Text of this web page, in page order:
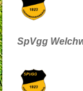
SpVgg